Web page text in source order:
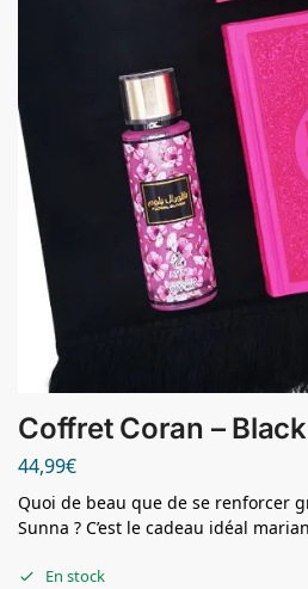
Coffret Coran –
44,99€
Quoi de beau que de se renforcer
Sunna ? C’est le cadeau idéal
En stock